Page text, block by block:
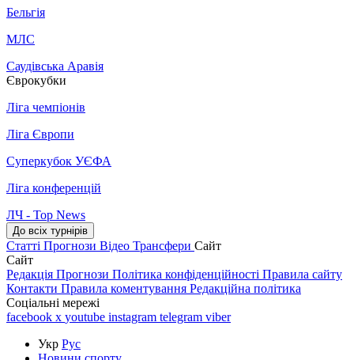
Бельгія
МЛС
Саудівська Аравія
Єврокубки
Ліга чемпіонів
Ліга Європи
Суперкубок УЄФА
Ліга конференцій
ЛЧ - Top News
До всіх турнірів
Статті Прогнози Відео Трансфери Сайт
Сайт
Редакція Прогнози Політика конфіденційності Правила сайту
Контакти Правила коментування Редакційна політика
Соціальні мережі
facebook x youtube instagram telegram viber
Укр Рус